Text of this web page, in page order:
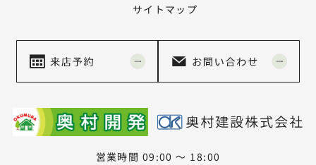
サイトマップ
営業時間 09:00 ～ 18:00